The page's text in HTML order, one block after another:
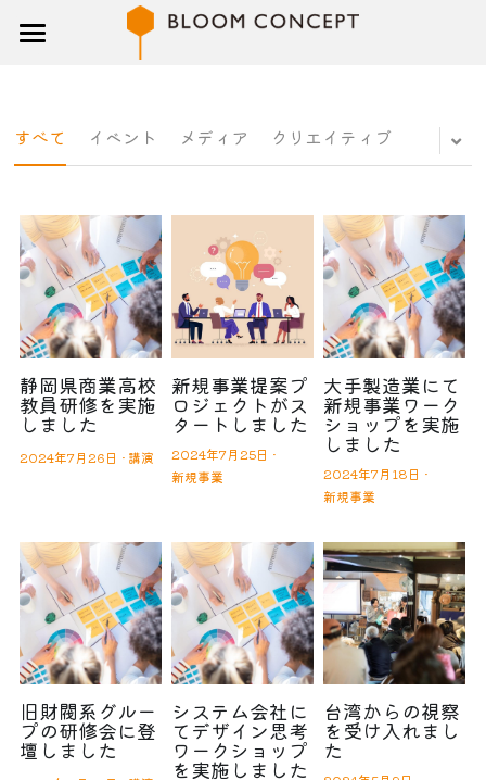
講師
ブログ
企業概要
お問い合わせ
検索
すべて イベント メディア クリエイティブ
静岡県商業高校
教員研修を実施
しました
2024年7月26日 · 講演
新規事業提案プ
ロジェクトがス
タートしました
2024年7月25日 ·
新規事業
大手製造業にて
新規事業ワーク
ショップを実施
しました
2024年7月18日 ·
新規事業
旧財閥系グルー
プの研修会に登
壇しました
システム会社に
てデザイン思考
ワークショップ
を実施しました
台湾からの視察
を受け入れまし
た